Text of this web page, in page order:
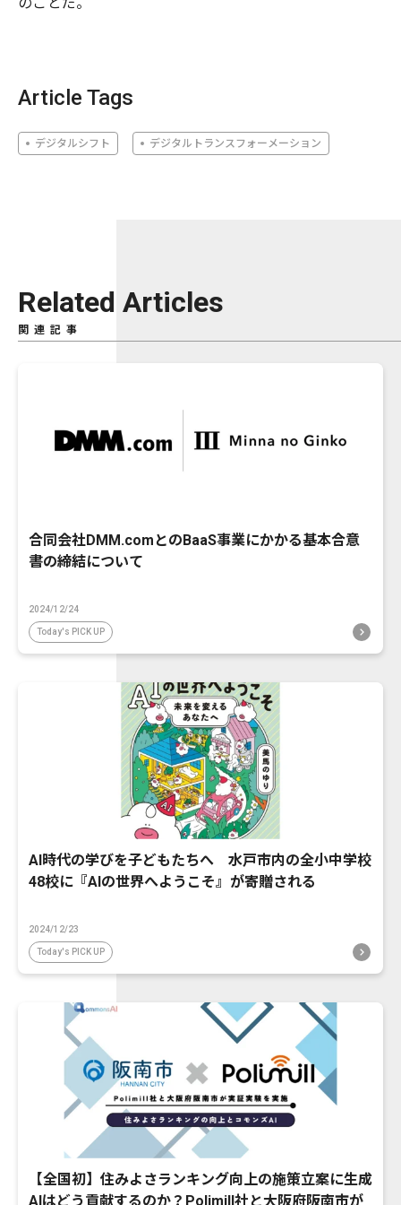
Article Tags
デジタルシフト デジタルトランスフォーメーション
Related Articles
関連記事
合同会社DMM.comとのBaaS事業にかかる基本合意
書の締結について
2024/12/24
Today's PICK UP
AI時代の学びを子どもたちへ 水戸市内の全小中学校
48校に『AIの世界へようこそ』が寄贈される
2024/12/23
Today's PICK UP
【全国初】住みよさランキング向上の施策立案に生成
AIはどう貢献するのか？Polimill社と大阪府阪南市が